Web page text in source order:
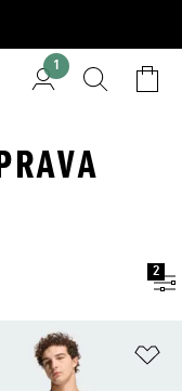
1
2
želaných